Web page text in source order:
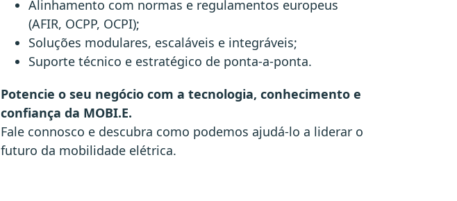
Alinhamento com normas e regulamentos europeus
(AFIR, OCPP, OCPI);
Soluções modulares, escaláveis e integráveis;
Suporte técnico e estratégico de ponta-a-ponta.
Potencie o seu negócio com a tecnologia, conhecimento e
confiança da MOBI.E.
Fale connosco e descubra como podemos ajudá-lo a liderar o
futuro da mobilidade elétrica.